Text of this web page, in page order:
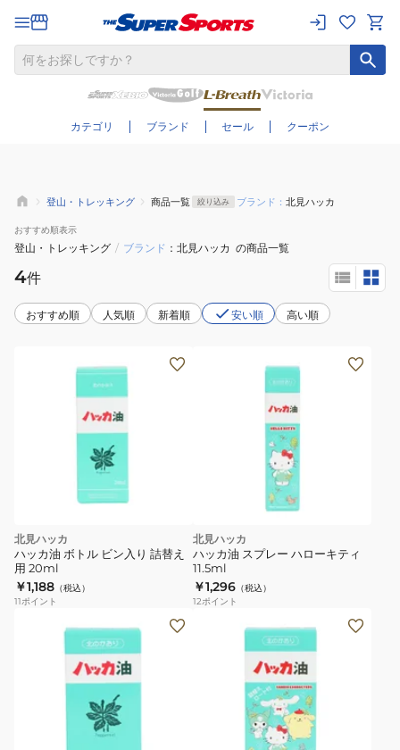
カテゴリ ブランド セール クーポン
さらに絞り込む
登山・トレッキング 商品一覧 絞り込み ブランド： 北見ハッカ
おすすめ順表示
登山・トレッキング / ブランド 北見ハッカ の商品一覧
4件
おすすめ順 人気順 新着順 安い順 高い順
北見ハッカ
ハッカ油 ボトル ビン入り 詰替え
用 20ml
￥1,188 （税込）
11ポイント
北見ハッカ
ハッカ油 スプレー ハローキティ
11.5ml
￥1,296 （税込）
12ポイント